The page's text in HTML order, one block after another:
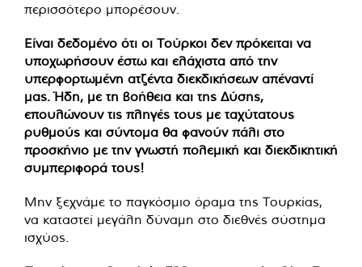
περισσότερο μπορέσουν.
Είναι δεδομένο ότι οι Τούρκοι δεν πρόκειται να
υποχωρήσουν έστω και ελάχιστα από την
υπερφορτωμένη ατζέντα διεκδικήσεων απέναντί
μας. Ήδη, με τη βοήθεια και της Δύσης,
επουλώνουν τις πληγές τους με ταχύτατους
ρυθμούς και σύντομα θα φανούν πάλι στο
προσκήνιο με την γνωστή πολεμική και διεκδικητική
συμπεριφορά τους!
Μην ξεχνάμε το παγκόσμιο όραμα της Τουρκίας,
να καταστεί μεγάλη δύναμη στο διεθνές σύστημα
ισχύος.